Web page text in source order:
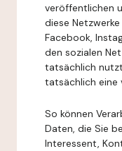
veröffentlichen
diese
Facebook,
den sozialen
tatsächlich
tatsächlich eine
So können
Daten, die Sie
Interessent,